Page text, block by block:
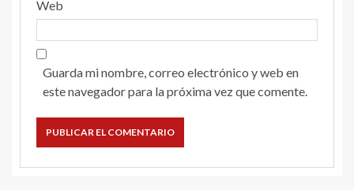
Web
Guarda mi nombre, correo electrónico y web en
este navegador para la próxima vez que comente.